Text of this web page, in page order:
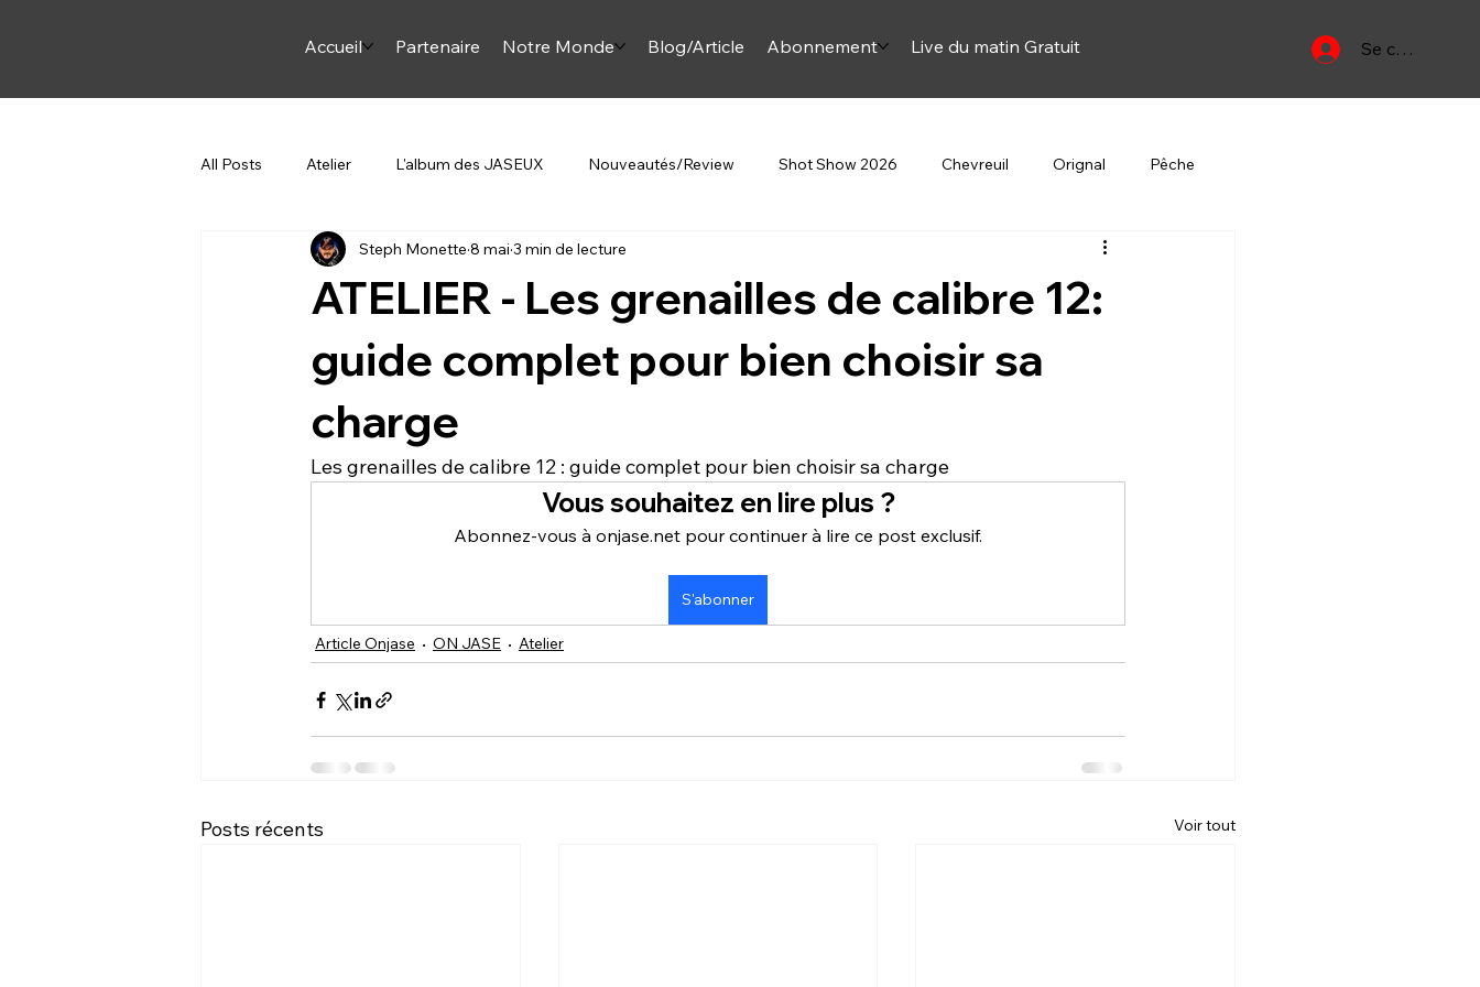
Accueil Partenaire Notre Monde Blog/Article Abonnement Live du matin Gratuit Se connecter
All Posts Atelier L'album des JASEUX Nouveautés/Review Shot Show 2026 Chevreuil Orignal Pêche
Arme et Arc ON JASE Beretta Au Féminin Oiseau migrateur
Pourquoi du comment sur la chasse
ATELIER - Les grenailles de calibre 12:
guide complet pour bien choisir sa
charge
Steph Monette 8 mai 3 min de lecture
Les grenailles de calibre 12 : guide complet pour bien choisir sa charge
Vous souhaitez en lire plus ?
Abonnez-vous à onjase.net pour continuer à lire ce post exclusif.
S'abonner
Article Onjase ON JASE Atelier
Posts récents Voir tout